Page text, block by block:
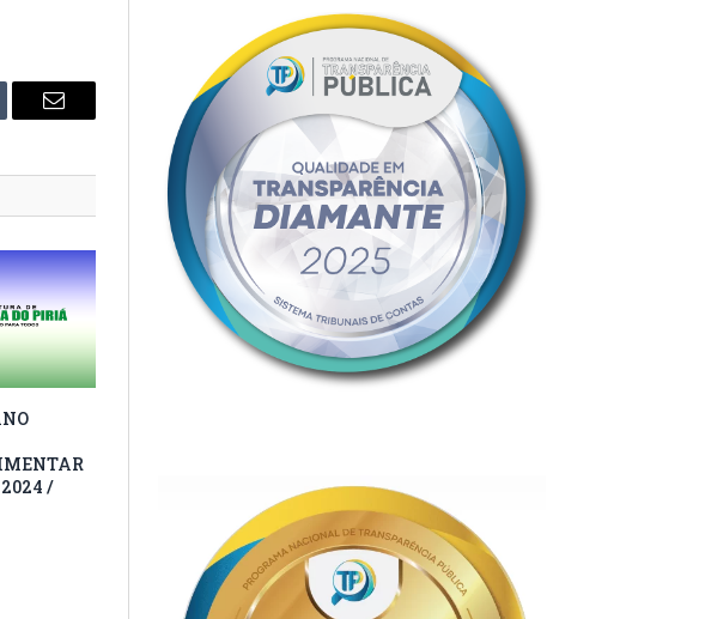
E-
/